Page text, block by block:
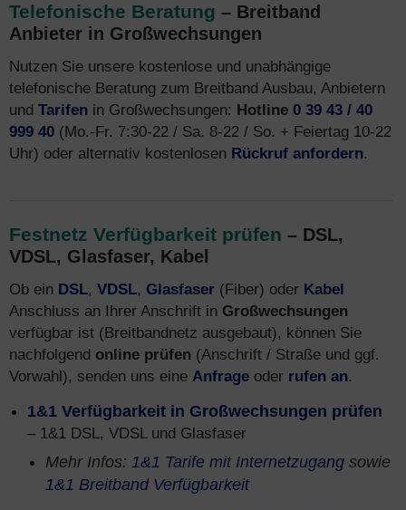
Telefonische Beratung – Breitband
Anbieter in Großwechsungen
Nutzen Sie unsere kostenlose und unabhängige
telefonische Beratung zum Breitband Ausbau, Anbietern
und Tarifen in Großwechsungen: Hotline 0 39 43 / 40
999 40 (Mo.-Fr. 7:30-22 / Sa. 8-22 / So. + Feiertag 10-22
Uhr) oder alternativ kostenlosen Rückruf anfordern.
Festnetz Verfügbarkeit prüfen – DSL,
VDSL, Glasfaser, Kabel
Ob ein DSL, VDSL, Glasfaser (Fiber) oder Kabel
Anschluss an Ihrer Anschrift in Großwechsungen
verfügbar ist (Breitbandnetz ausgebaut), können Sie
nachfolgend online prüfen (Anschrift / Straße und ggf.
Vorwahl), senden uns eine Anfrage oder rufen an.
1&1 Verfügbarkeit in Großwechsungen prüfen
– 1&1 DSL, VDSL und Glasfaser
Mehr Infos: 1&1 Tarife mit Internetzugang sowie
1&1 Breitband Verfügbarkeit